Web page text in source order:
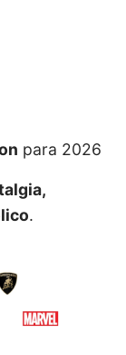
para 2026
.